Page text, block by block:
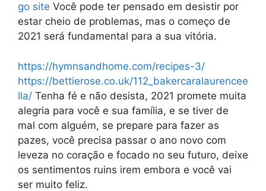
go site Você pode ter pensado em desistir por
estar cheio de problemas, mas o começo de
2021 será fundamental para a sua vitória.
https://hymnsandhome.com/recipes-3/
https://bettierose.co.uk/112_bakercaralaurencee
lla/ Tenha fé e não desista, 2021 promete muita
alegria para você e sua família, e se tiver de
mal com alguém, se prepare para fazer as
pazes, você precisa passar o ano novo com
leveza no coração e focado no seu futuro, deixe
os sentimentos ruins irem embora e você vai
ser muito feliz.